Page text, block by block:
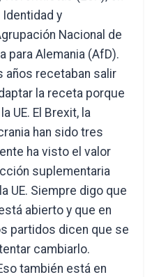
Identidad y
Nacional de
para Alemania (AfD).
años recetaban salir
la receta porque
UE. El Brexit, la
han sido tres
ha visto el valor
suplementaria
UE. Siempre digo que
abierto y que en
partidos dicen que se
cambiarlo.
también está en